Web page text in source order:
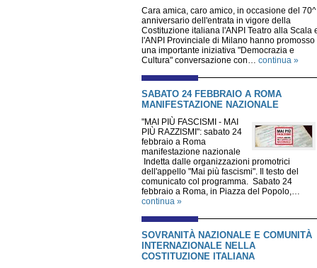
Cara amica, caro amico, in occasione del 70^
anniversario dell'entrata in vigore della
Costituzione italiana l'ANPI Teatro alla Scala
l'ANPI Provinciale di Milano hanno promosso
una importante iniziativa "Democrazia e
Cultura" conversazione con… continua »
SABATO 24 FEBBRAIO A ROMA
MANIFESTAZIONE NAZIONALE
"MAI PIÙ FASCISMI - MAI
PIÙ RAZZISMI": sabato 24
febbraio a Roma
manifestazione nazionale
Indetta dalle organizzazioni promotrici
dell'appello "Mai più fascismi". Il testo del
comunicato col programma. Sabato 24
febbraio a Roma, in Piazza del Popolo,…
continua »
SOVRANITÀ NAZIONALE E COMUNITÀ
INTERNAZIONALE NELLA
COSTITUZIONE ITALIANA